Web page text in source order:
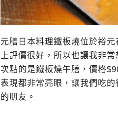
元膳日本料理鐵板燒位於裕
上評價很好，所以也讓我非
次點的是鐵板燒午膳，價格
表現都非常亮眼，讓我們吃
的朋友。